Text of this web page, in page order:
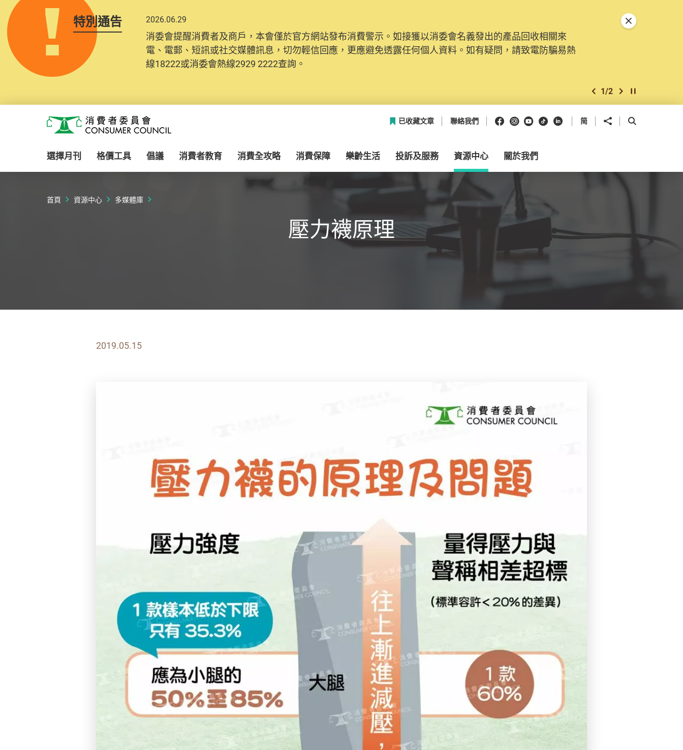
特別通告 2026.06.29
消委會提醒消費者及商戶，本會僅於官方網站發布消費警示。如接獲以消委會名義發出的產品回收相關來
電、電郵、短訊或社交媒體訊息，切勿輕信回應，更應避免透露任何個人資料。如有疑問，請致電防騙易熱
線18222或消委會熱線2929 2222查詢。
上一個
1/2 下一個開始/暫停幻燈
關閉特別通告
消費者委員會
已收藏文章 聯絡我們 Facebook
Instagram
Youtube
抖音領英 简 分享到 開啟搜尋框
選擇月刊 格價工具 倡議 消費者教育 消費全攻略 消費保障 樂齡生活 投訴及服務 資源中心 關於我們
首頁 資源中心 多媒體庫
壓力襪原理
2019.05.15